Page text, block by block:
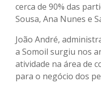
cerca de 90% das
Sousa, Ana Nunes e
João André,
a Somoil surgiu nos
atividade na área de
para o negócio dos